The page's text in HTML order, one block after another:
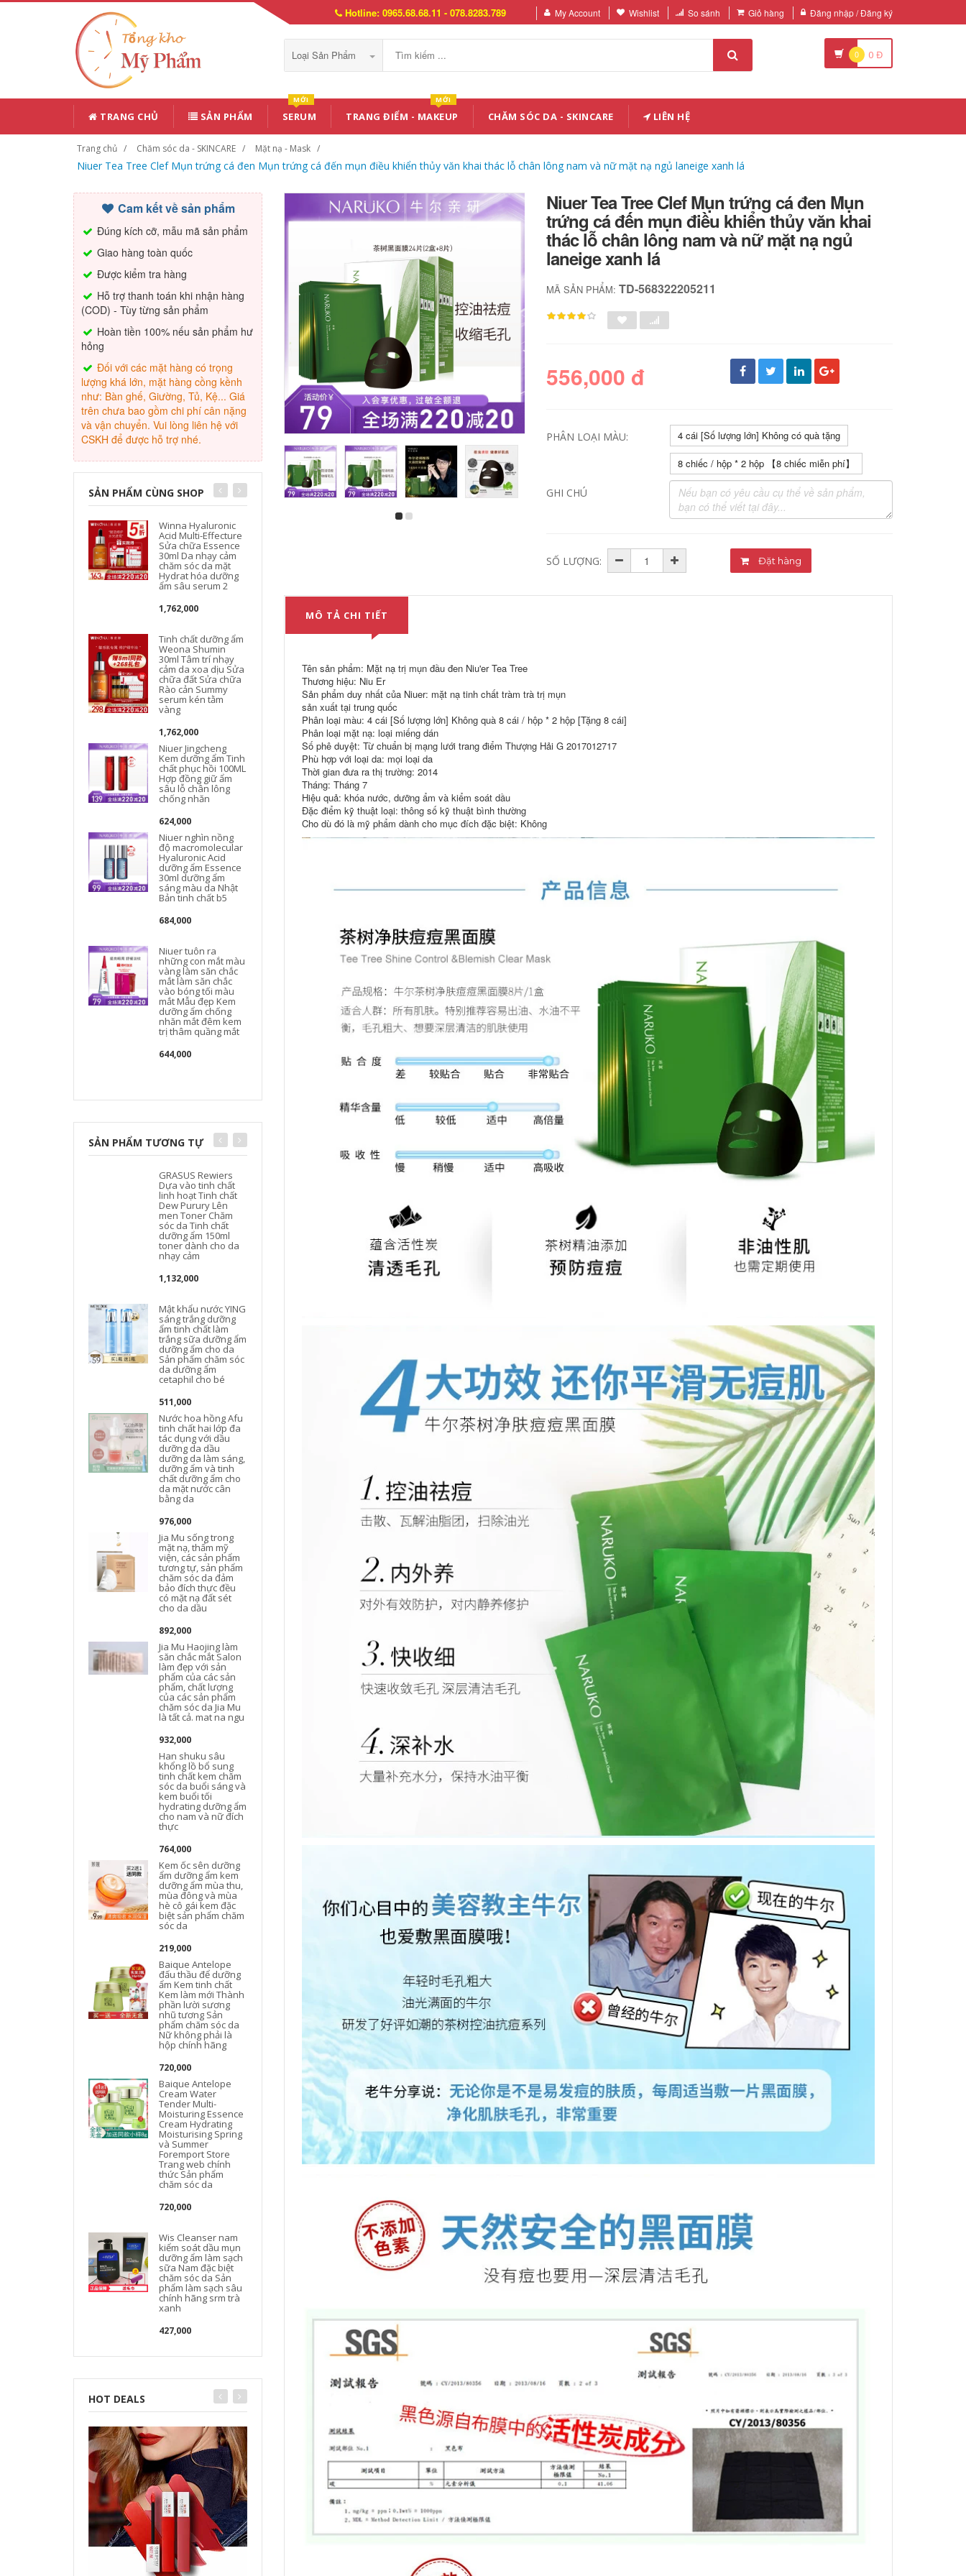
Hotline: 0965.68.68.11 - 078.8283.789 My Account Wishlist So sánh Giỏ hàng Đăng nhập / Đăng ký
Loại Sản Phẩm 0 0 Đ
TRANG CHỦ SẢN PHẨM SERUM
MỚI
TRANG ĐIỂM - MAKEUP
MỚI
CHĂM SÓC DA - SKINCARE LIÊN HỆ
Trang chủ Chăm sóc da - SKINCARE Mặt nạ - Mask
Niuer Tea Tree Clef Mụn trứng cá đen Mụn trứng cá đến mụn điều khiển thủy văn khai thác lỗ chân lông nam và nữ mặt nạ ngủ laneige xanh lá
Cam kết về sản phẩm
Đúng kích cỡ, mẫu mã sản phẩm
Giao hàng toàn quốc
Được kiểm tra hàng
Hỗ trợ thanh toán khi nhận hàng
(COD) - Tùy từng sản phẩm
Hoàn tiền 100% nếu sản phẩm hư
hỏng
Đối với các mặt hàng có trọng
lượng khá lớn, mặt hàng cồng kềnh
như: Bàn ghế, Giường, Tủ, Kệ... Giá
trên chưa bao gồm chi phí cân nặng
và vận chuyển. Vui lòng liên hệ với
CSKH để được hỗ trợ nhé.
SẢN PHẨM CÙNG SHOP
Winna Hyaluronic
Acid Multi-Effecture
Sửa chữa Essence
30ml Da nhạy cảm
chăm sóc da mặt
Hydrat hóa dưỡng
ẩm sâu serum 2
1,762,000
Tinh chất dưỡng ẩm
Weona Shumin
30ml Tâm trí nhạy
cảm da xoa dịu Sửa
chữa đất Sửa chữa
Rào cản Summy
serum kén tằm
vàng
1,762,000
Niuer Jingcheng
Kem dưỡng ẩm Tinh
chất phục hồi 100ML
Hợp đồng giữ ẩm
sâu lỗ chân lông
chống nhăn
624,000
Niuer nghìn nồng
độ macromolecular
Hyaluronic Acid
dưỡng ẩm Essence
30ml dưỡng ẩm
sáng màu da Nhật
Bản tinh chất b5
684,000
Niuer tuôn ra
những con mắt màu
vàng làm săn chắc
mắt làm săn chắc
vào bóng tối màu
mắt Mẫu đẹp Kem
dưỡng ẩm chống
nhăn mắt đêm kem
trị thâm quầng mắt
644,000
chất se khít lỗ chân
Fenzi 60ml Mặt nạ
ngủ miễn phí
Moisturising ĐÊM
ĐÊM ĐÊM Đàn ông
Học sinh
435,000
NIU Yerse Peptide
Essence Kem chống
nắng Kem chống
nắng Đàn ông và
Phụ nữ Giữ ẩm
Facial Hydrating
SPF50 + Kem ngoài
trời Sinh viên kem
chống nắng cho da
khô nhạy cảm
Ear Water Cube
da hỗn hợp
Vitamin Neural
Lỗ chân lông Tinh
chất Nhũ tương Làm
săn chắc da Màu da
120ml Kem dưỡng
ẩm Kem dưỡng ẩm
simple
khẩu Tinh chất Nước
cấp nước để hấp thụ
dòng tinh xảo lotion
Niur Trà cây mụn
sữa dưỡng muji
604,000
Bữa ăn băng giá của
NĂNG NƯỚC tinh
của Niuer Jingcheng
Whitening Spot
Spreckle Hydrating
Moisturising một
chai serum 561
SẢN PHẨM TƯƠNG TỰ
GRASUS Rewiers
Dựa vào tinh chất
linh hoạt Tinh chất
Dew Purury Lên
men Toner Chăm
sóc da Tinh chất
dưỡng ẩm 150ml
toner dành cho da
nhạy cảm
1,132,000
Mật khẩu nước YING
sáng trắng dưỡng
ẩm tinh chất làm
trắng sữa dưỡng ẩm
dưỡng ẩm cho da
Sản phẩm chăm sóc
da dưỡng ẩm
cetaphil cho bé
511,000
Nước hoa hồng Afu
tinh chất hai lớp đa
tác dụng với dầu
dưỡng da dầu
dưỡng da làm sáng,
dưỡng ẩm và tinh
chất dưỡng ẩm cho
da mặt nước cân
bằng da
976,000
Jia Mu sống trong
mặt nạ, thẩm mỹ
viện, các sản phẩm
tương tự, sản phẩm
chăm sóc da đảm
bảo đích thực đều
có mặt nạ đất sét
cho da dầu
892,000
Jia Mu Haojing làm
săn chắc mắt Salon
làm đẹp với sản
phẩm của các sản
phẩm, chất lượng
của các sản phẩm
chăm sóc da Jia Mu
là tất cả. mat na ngu
932,000
Han shuku sâu
khổng lồ bổ sung
tinh chất kem chăm
sóc da buổi sáng và
kem buổi tối
hydrating dưỡng ẩm
cho nam và nữ đích
thực
764,000
Kem ốc sên dưỡng
ẩm dưỡng ẩm kem
dưỡng ẩm mùa thu,
mùa đông và mùa
hè cô gái kem đặc
biệt sản phẩm chăm
sóc da
219,000
Baique Antelope
đấu thầu để dưỡng
ẩm Kem tinh chất
Kem làm mới Thành
phần lười sương
nhũ tương Sản
phẩm chăm sóc da
Nữ không phải là
hộp chính hãng
720,000
Baique Antelope
Cream Water
Tender Multi-
Moisturing Essence
Cream Hydrating
Moisturising Spring
và Summer
Foremport Store
Trang web chính
thức Sản phẩm
chăm sóc da
720,000
Wis Cleanser nam
kiểm soát dầu mụn
dưỡng ẩm làm sạch
sữa Nam đặc biệt
chăm sóc da Sản
phẩm làm sạch sâu
chính hãng srm trà
xanh
427,000
sạch làm sạch và
làm sạch sâu sữa
rửa mặt sủi bọt
Sữa rửa axit amin
nam WIS Sữa rửa
sạch chính hãng
Làm sạch Mousse
Mousse Làm sạch
AKF Ziku Oil Sữa tím
Amino Acid Hàn
Quốc Hydrating
Cleanser 2 Pack
sữa rửa mặt dành
cho da nhạy cảm
hãng 12 hydrating
làm sáng da màu
trắng da Panda
hình hổ mặt nạ đất
sét bạc hà
Hàn Quốc Authentic
Snp Snow Snow
Film Love God
Hyaluronic Acid
Hydrating Sửa chữa
da nhạy cảm năng
lượng mặt trời mặt
451,000
Crystal Larina Eye
Film 30 Miếng để
415,000
Authentic Whitening
Cream Loại bỏ các
điểm cứng đầu khác
nhau Sản phẩm tàn
nhang chuyên
nghiệp Đa nhang
Đàn ác Đàn ông và
511,000
Kem trị mụn mụn
trứng cá mụn trứng
cá sản phẩm mụn
trứng cá chính hãng
Acne Artifact
Aloe vera gel chính
Tán tay Kem chính
Sáu chiến thắng
Peptide Kem chống
nhăn ánh sáng nếp
nhăn Nước Chống
lão hóa Câu chuyện
Firming Set chính
hãng Trang web
ép nhạy cảm Da mắt
đặc biệt Mặt ba
trong một chất lỏng
黑 抗 抗 抗 抗 抗 抗
抗 抗 纹 抗 黑 kem
Fine Firming Chống
lão hóa Hydrating
đến Dark Circles
Mặt nạ axit thủy tinh
dưỡng ẩm Tinh chất
dưỡng ẩm Chất lỏng
ẩm Tiêm vắc-việt
mụn trứng cá Thu
nhỏ lỗ chân lông
chữa màu sắc mặt
nạ cho mắt thâm
370,000
đấu thầu để giữ ẩm
cho bản chất của
thuốc nhũ tương
kem dưỡng ẩm
491,000
Masique Antelope
Xiaoxing Fortune
Mask Sleding Ngủ
để làm sáng mặt trời
Sửa chữa mỹ phẩm
nữ hàng đầu mặt nạ
HOT DEALS
Niuer Tea Tree Clef Mụn trứng cá đen Mụn
trứng cá đến mụn điều khiển thủy văn khai
thác lỗ chân lông nam và nữ mặt nạ ngủ
laneige xanh lá
MÃ SẢN PHẨM:TD-568322205211
556,000 đ
PHÂN LOẠI MÀU: 4 cái [Số lượng lớn] Không có quà tặng
8 chiếc / hộp * 2 hộp 【8 chiếc miễn phí】
GHI CHÚ
SỐ LƯỢNG: Đặt hàng
MÔ TẢ CHI TIẾT
Tên sản phẩm: Mặt nạ trị mụn đầu đen Niu'er Tea Tree
Thương hiệu: Niu Er
Sản phẩm duy nhất của Niuer: mặt nạ tinh chất tràm trà trị mụn
sản xuất tại trung quốc
Phân loại màu: 4 cái [Số lượng lớn] Không quà 8 cái / hộp * 2 hộp [Tặng 8 cái]
Phân loại mặt nạ: loại miếng dán
Số phê duyệt: Từ chuẩn bị mạng lưới trang điểm Thượng Hải G 2017012717
Phù hợp với loại da: mọi loại da
Thời gian đưa ra thị trường: 2014
Tháng: Tháng 7
Hiệu quả: khóa nước, dưỡng ẩm và kiểm soát dầu
Đặc điểm kỹ thuật loại: thông số kỹ thuật bình thường
Cho dù đó là mỹ phẩm dành cho mục đích đặc biệt: Không